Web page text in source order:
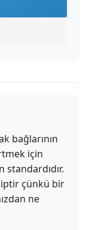
bağlarının
için
çünkü bir
ne